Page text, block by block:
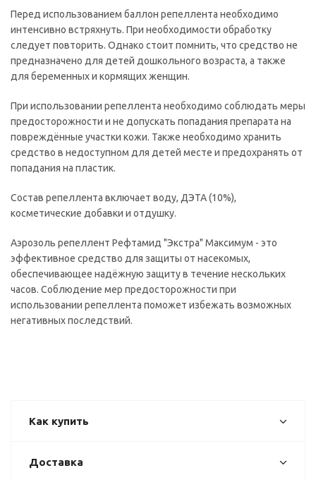
Перед использованием баллон репеллента необходимо
интенсивно встряхнуть. При необходимости обработку
следует повторить. Однако стоит помнить, что средство не
предназначено для детей дошкольного возраста, а также
для беременных и кормящих женщин.
При использовании репеллента необходимо соблюдать меры
предосторожности и не допускать попадания препарата на
повреждённые участки кожи. Также необходимо хранить
средство в недоступном для детей месте и предохранять от
попадания на пластик.
Состав репеллента включает воду, ДЭТА (10%),
косметические добавки и отдушку.
Аэрозоль репеллент Рефтамид "Экстра" Максимум - это
эффективное средство для защиты от насекомых,
обеспечивающее надёжную защиту в течение нескольких
часов. Соблюдение мер предосторожности при
использовании репеллента поможет избежать возможных
негативных последствий.
Как купить
Доставка